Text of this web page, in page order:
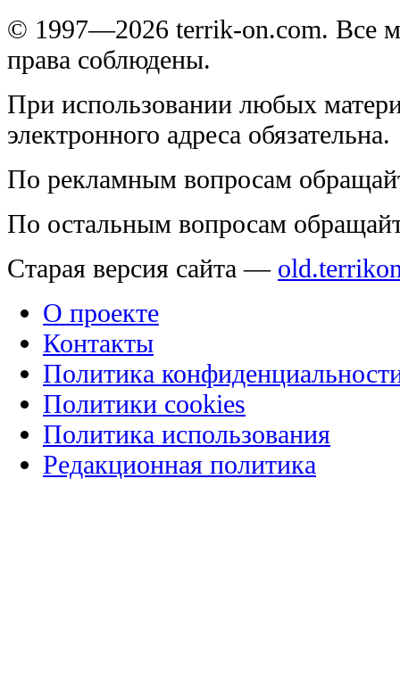
© 1997—2026 terrik-on.com. Все
права соблюдены.
При использовании любых
электронного адреса обязательна.
По рекламным вопросам
По остальным вопросам
Старая версия сайта —
О проекте
Контакты
Политика
Политики cookies
Политика использования
Редакционная политика